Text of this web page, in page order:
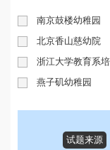
南京鼓楼幼稚园
北京香山慈幼院
浙江大学教育系
燕子矶幼稚园
试题来源